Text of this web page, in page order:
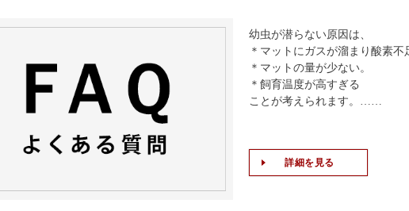
幼虫が潜らない原因は、
＊マットにガスが溜まり酸素
＊マットの量が少ない。
＊飼育温度が高すぎる
ことが考えられます。……
詳細を見る